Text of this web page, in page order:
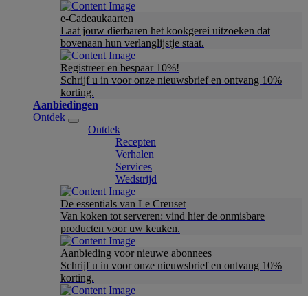
e-Cadeaukaarten
Laat jouw dierbaren het kookgerei uitzoeken dat
bovenaan hun verlanglijstje staat.
Registreer en bespaar 10%!
Schrijf u in voor onze nieuwsbrief en ontvang 10%
korting.
Aanbiedingen
Ontdek
Ontdek
Recepten
Verhalen
Services
Wedstrijd
De essentials van Le Creuset
Van koken tot serveren: vind hier de onmisbare
producten voor uw keuken.
Aanbieding voor nieuwe abonnees
Schrijf u in voor onze nieuwsbrief en ontvang 10%
korting.